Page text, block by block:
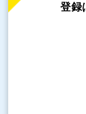
登録